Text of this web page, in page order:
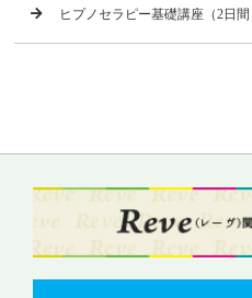
ヒプノセラピー基礎講座（2日